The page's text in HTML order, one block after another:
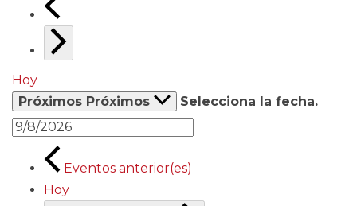
Hoy
Próximos Próximos Selecciona la fecha.
Eventos anterior(es)
Hoy